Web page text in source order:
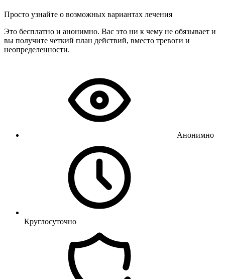
Просто узнайте о возможных вариантах лечения
Это бесплатно и анонимно. Вас это ни к чему не обязывает и
вы получите четкий план действий, вместо тревоги и
неопределенности.
Анонимно
Круглосуточно